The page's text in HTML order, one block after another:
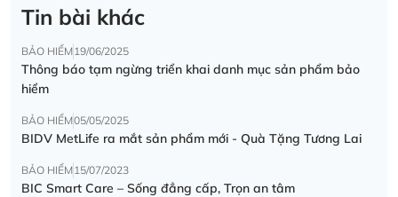
Tin bài khác
BẢO HIỂM19/06/2025
Thông báo tạm ngừng triển khai danh mục sản phẩm bảo
hiểm
BẢO HIỂM05/05/2025
BIDV MetLife ra mắt sản phẩm mới - Quà Tặng Tương Lai
BẢO HIỂM15/07/2023
BIC Smart Care – Sống đẳng cấp, Trọn an tâm